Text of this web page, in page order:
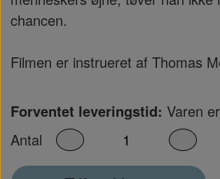
chancen.
Filmen er instrueret af Thomas
Forventet leveringstid: Varen
Antal